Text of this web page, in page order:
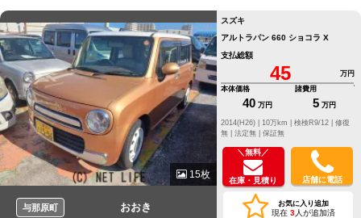
15枚
与那原町 おおき
スズキ
アルトラパン 660 ショコラ X
支払総額
45
万円
本体価格
40 万円
諸費用
5 万円
修復
無 | 法定無 | 保証無
＼無料／
在庫・見積り 店舗に電話
お気に入り追加
現在 3人が追加済